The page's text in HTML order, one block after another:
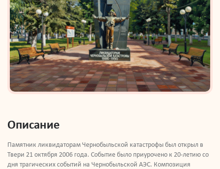
Описание
Памятник ликвидаторам Чернобыльской катастрофы был открыл в
Твери 21 октября 2006 года. Событие было приурочено к 20-летию со
дня трагических событий на Чернобыльской АЭС. Композиция